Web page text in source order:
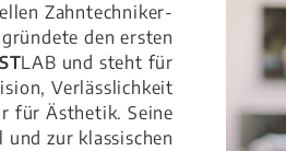
Zahntechniker-
den ersten
STLAB und steht für
Verlässlichkeit
für Ästhetik. Seine
und zur klassischen